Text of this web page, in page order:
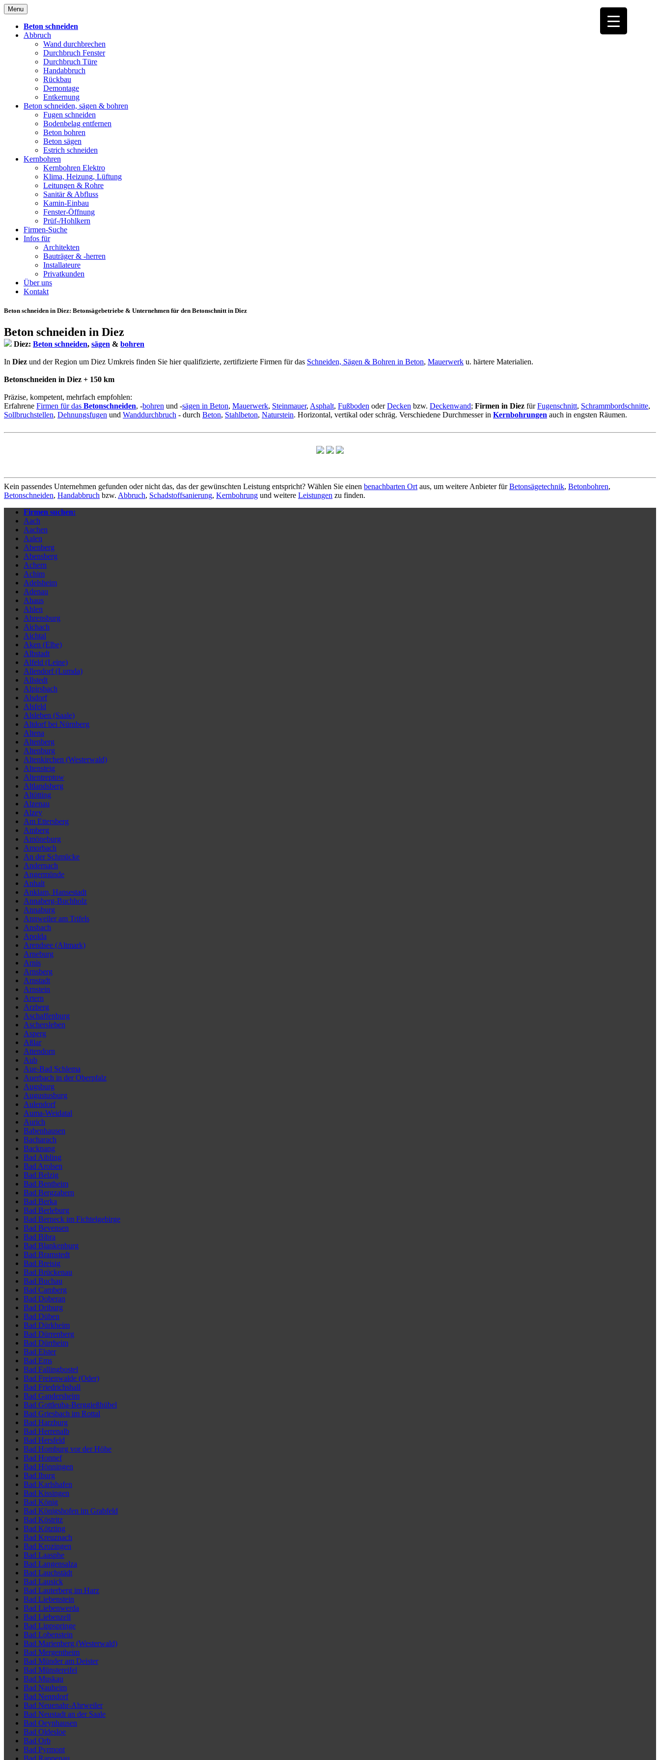
Skip
to
content
Menu
Beton schneiden
Abbruch
Wand durchbrechen
Durchbruch Fenster
Durchbruch Türe
Handabbruch
Rückbau
Demontage
Entkernung
Beton schneiden, sägen & bohren
Fugen schneiden
Bodenbelag entfernen
Beton bohren
Beton sägen
Estrich schneiden
Kernbohren
Kernbohren Elektro
Klima, Heizung, Lüftung
Leitungen & Rohre
Sanitär & Abfluss
Kamin-Einbau
Fenster-Öffnung
Prüf-/Hohlkern
Firmen-Suche
Infos für
Architekten
Bauträger & -herren
Installateure
Privatkunden
Über uns
Kontakt
Beton schneiden in Diez: Betonsägebetriebe & Unternehmen für den Betonschnitt in Diez
Beton schneiden in Diez
Diez: Beton schneiden, sägen & bohren
In Diez und der Region um Diez Umkreis finden Sie hier qualifizierte, zertifizierte Firmen für das Schneiden, Sägen & Bohren in Beton, Mauerwerk u. härtere Materialien.
Betonschneiden in Diez + 150 km
Präzise, kompetent, mehrfach empfohlen:
Erfahrene Firmen für das Betonschneiden, -bohren und -sägen in Beton, Mauerwerk, Steinmauer, Asphalt, Fußboden oderDecken bzw. Deckenwand; Firmen in Diez fürFugenschnitt, Schrammbordschnitte,
Sollbruchstellen, Dehnungsfugen und Wanddurchbruch - durch Beton, Stahlbeton, Naturstein. Horizontal, vertikal oder schräg. Verschiedene Durchmesser in Kernbohrungen auch in engsten Räumen.
Kein passendes Unternehmen gefunden oder nicht das, das der gewünschten Leistung entspricht? Wählen Sie einen benachbarten Ort aus, um weitere Anbieter fürBetonsägetechnik, Betonbohren,
Betonschneiden, Handabbruch bzw. Abbruch, Schadstoffsanierung, Kernbohrung und weitere Leistungen zu finden.
Firmen suchen:
Aach
Aachen
Aalen
Abenberg
Abensberg
Achern
Achim
Adelsheim
Adenau
Ahaus
Ahlen
Ahrensburg
Aichach
Aichtal
Aken (Elbe)
Albstadt
Alfeld (Leine)
Allendorf (Lumda)
Allstedt
Alpirsbach
Alsdorf
Alsfeld
Alsleben (Saale)
Altdorf bei Nürnberg
Altena
Altenberg
Altenburg
Altenkirchen (Westerwald)
Altensteig
Altentreptow
Altlandsberg
Altötting
Alzenau
Alzey
Am Ettersberg
Amberg
Amöneburg
Amorbach
An der Schmücke
Andernach
Angermünde
Anhalt
Anklam, Hansestadt
Annaberg-Buchholz
Annaburg
Annweiler am Trifels
Ansbach
Apolda
Arendsee (Altmark)
Arneburg
Arnis
Arnsberg
Arnstadt
Arnstein
Artern
Arzberg
Aschaffenburg
Aschersleben
Asperg
Aßlar
Attendorn
Aub
Aue-Bad Schlema
Auerbach in der Oberpfalz
Augsburg
Augustusburg
Aulendorf
Auma-Weidatal
Aurich
Babenhausen
Bacharach
Backnang
Bad Aibling
Bad Arolsen
Bad Belzig
Bad Bentheim
Bad Bergzabern
Bad Berka
Bad Berleburg
Bad Berneck im Fichtelgebirge
Bad Bevensen
Bad Bibra
Bad Blankenburg
Bad Bramstedt
Bad Breisig
Bad Brückenau
Bad Buchau
Bad Camberg
Bad Doberan
Bad Driburg
Bad Düben
Bad Dürkheim
Bad Dürrenberg
Bad Dürrheim
Bad Elster
Bad Ems
Bad Fallingbostel
Bad Freienwalde (Oder)
Bad Friedrichshall
Bad Gandersheim
Bad Gottleuba-Berggießhübel
Bad Griesbach im Rottal
Bad Harzburg
Bad Herrenalb
Bad Hersfeld
Bad Homburg vor der Höhe
Bad Honnef
Bad Hönningen
Bad Iburg
Bad Karlshafen
Bad Kissingen
Bad König
Bad Königshofen im Grabfeld
Bad Köstritz
Bad Kötzting
Bad Kreuznach
Bad Krozingen
Bad Laasphe
Bad Langensalza
Bad Lauchstädt
Bad Lausick
Bad Lauterberg im Harz
Bad Liebenstein
Bad Liebenwerda
Bad Liebenzell
Bad Lippspringe
Bad Lobenstein
Bad Marienberg (Westerwald)
Bad Mergentheim
Bad Münder am Deister
Bad Münstereifel
Bad Muskau
Bad Nauheim
Bad Nenndorf
Bad Neuenahr-Ahrweiler
Bad Neustadt an der Saale
Bad Oeynhausen
Bad Oldesloe
Bad Orb
Bad Pyrmont